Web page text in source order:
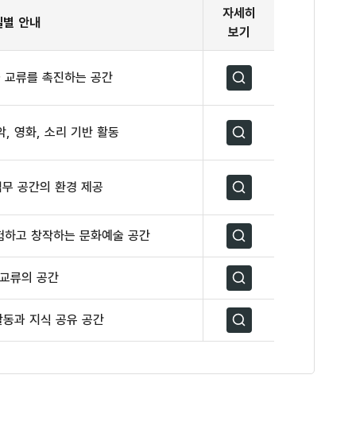
별 안내
자세히
보기
교류를 촉진하는 공간
자세히보기
, 영화, 소리 기반 활동
자세히보기
무 공간의 환경 제공
자세히보기
고 창작하는 문화예술 공간
자세히보기
류의 공간
자세히보기
과 지식 공유 공간
자세히보기